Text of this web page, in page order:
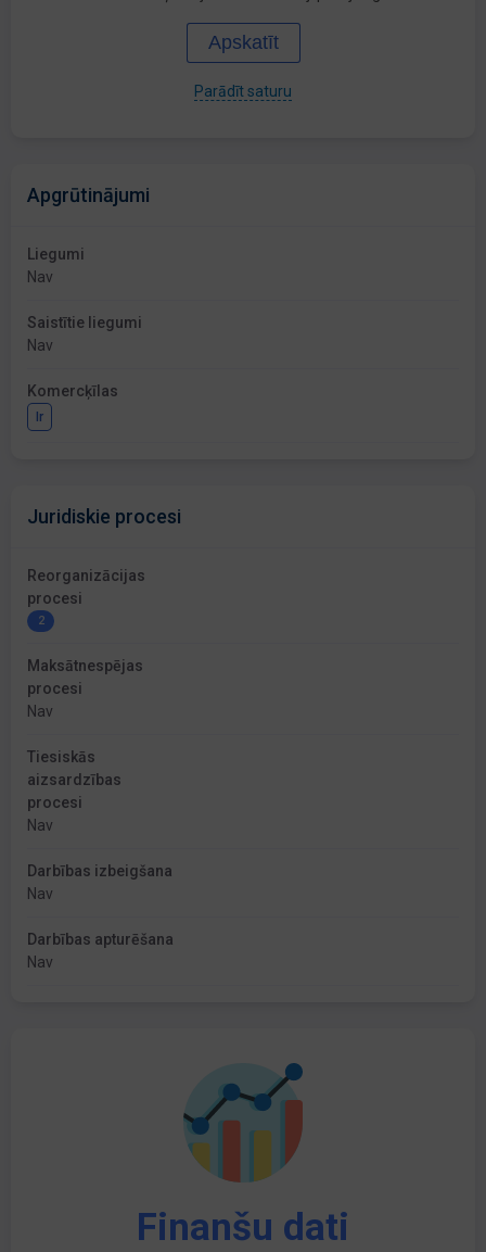
Apskatīt
Parādīt saturu
Apgrūtinājumi
Liegumi
Nav
Saistītie liegumi
Nav
Komercķīlas
Ir
Juridiskie procesi
Reorganizācijas
procesi
2
Maksātnespējas
procesi
Nav
Tiesiskās
aizsardzības
procesi
Nav
Darbības izbeigšana
Nav
Darbības apturēšana
Nav
Finanšu dati